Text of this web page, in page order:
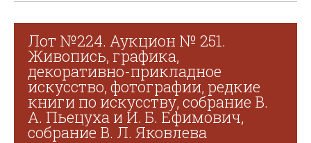
Лот №224. Аукцион № 251.
Живопись, графика,
декоративно-прикладное
искусство, фотографии, редкие
книги по искусству, собрание В.
А. Пьецуха и И. Б. Ефимович,
собрание В. Л. Яковлева